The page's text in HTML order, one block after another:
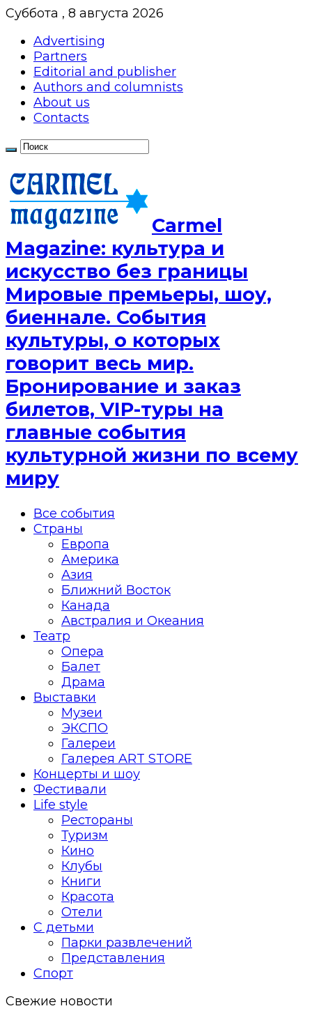
Суббота , 8 августа 2026
Advertising
Partners
Editorial and publisher
Authors and columnists
About us
Contacts
Сarmel
Magazine: культура и
искусство без границы
Мировые премьеры, шоу,
биеннале. События
культуры, о которых
говорит весь мир.
Бронирование и заказ
билетов, VIP-туры на
главные события
культурной жизни по всему
миру
Все события
Страны
Европа
Америка
Азия
Ближний Восток
Канада
Австралия и Океания
Театр
Опера
Балет
Драма
Выставки
Музеи
ЭКСПО
Галереи
Галерея ART STORE
Концерты и шоу
Фестивали
Life style
Рестораны
Туризм
Кино
Клубы
Книги
Красота
Отели
С детьми
Парки развлечений
Представления
Спорт
Свежие новости